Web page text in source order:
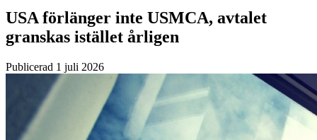
USA förlänger inte USMCA, avtalet
granskas istället årligen
Publicerad 1 juli 2026